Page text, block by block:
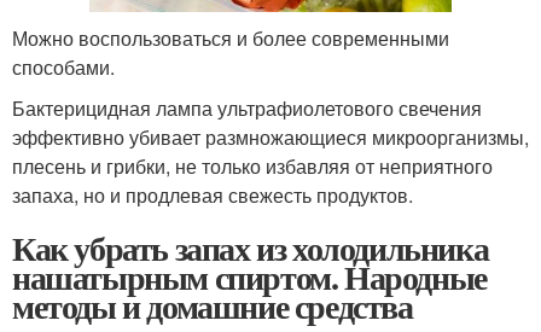
Можно воспользоваться и более современными
способами.
Бактерицидная лампа ультрафиолетового свечения
эффективно убивает размножающиеся микроорганизмы,
плесень и грибки, не только избавляя от неприятного
запаха, но и продлевая свежесть продуктов.
Как убрать запах из холодильника
нашатырным спиртом. Народные
методы и домашние средства